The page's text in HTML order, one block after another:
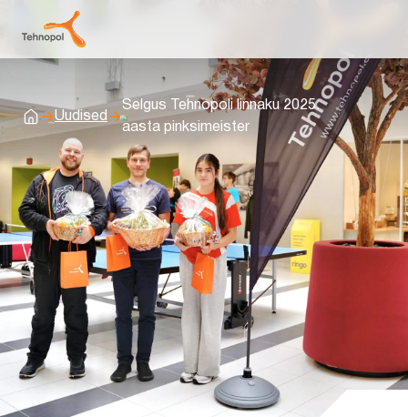
AvalehtUudised
Selgus Tehnopoli linnaku 2025.
aasta pinksimeister